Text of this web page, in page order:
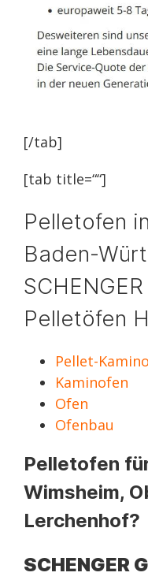
[/tab]
[tab title=““]
Pelletofen
Baden-
Pelletöfen
Pellet-
Kaminofen
Ofen
Ofenbau
Pelletofen
Wimsheim,
Lerchenhof?
SCHENGER